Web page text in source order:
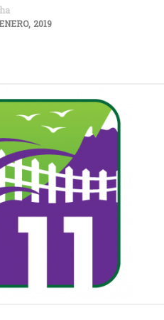
2019